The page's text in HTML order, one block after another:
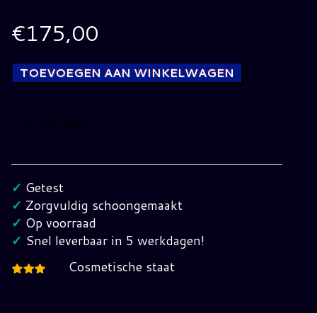
€175,00
TOEVOEGEN AAN WINKELWAGEN
1 op voorraad
Nintendo
NES
hoeveelheid
✓ Getest
✓ Zorgvuldig schoongemaakt
✓ Op voorraad
✓ Snel leverbaar in 5 werkdagen!
Cosmetische staat